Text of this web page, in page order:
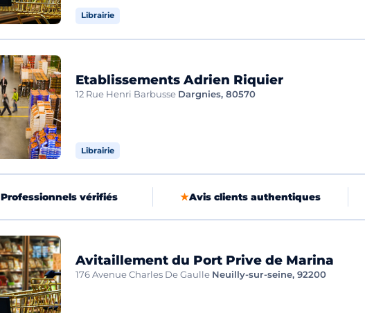
Librairie
Etablissements Adrien Riquier
12 Rue Henri Barbusse Dargnies, 80570
Librairie
Professionnels vérifiés ★Avis clients authentiques
Avitaillement du Port Prive de Marina
176 Avenue Charles De Gaulle Neuilly-sur-seine, 92200